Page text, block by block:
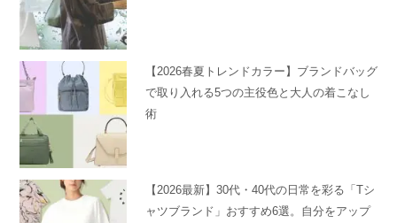
【2026春夏トレンドカラー】ブランドバッグ
で取り入れる5つの主役色と大人の着こなし
術
【2026最新】30代・40代の日常を彩る「Tシ
ャツブランド」おすすめ6選。自分をアップ